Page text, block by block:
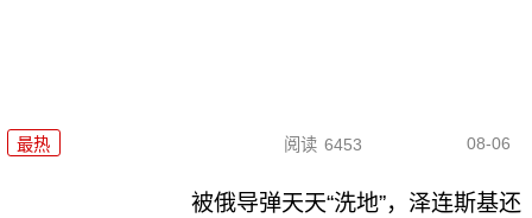
最热 阅读 6453 08-06
被俄导弹天天“洗地”，泽连斯基还